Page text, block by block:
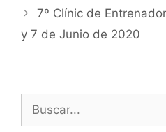
7º Clínic de
y 7 de Junio de 2020